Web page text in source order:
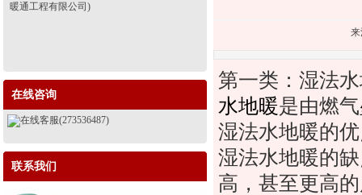
暖通工程有限公司)
在线咨询
在线客服(273536487)
联系我们
第一类：湿法
水地暖是由燃气
湿法水地暖的
湿法水地暖的
高，甚至更高